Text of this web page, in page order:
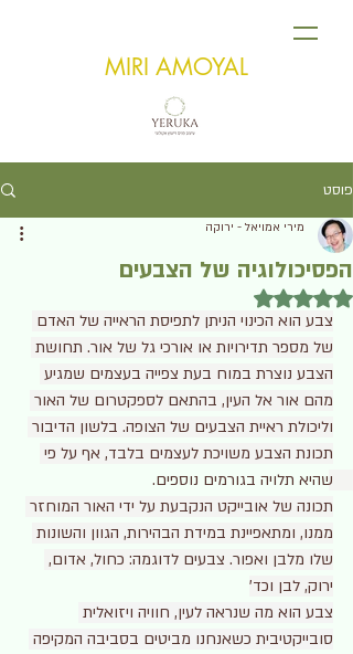
MIRI AMOYAL
פוסט
הפסיכולוגיה של הצבעים
מירי אמויאל - ירוקה
דירוג של NaN מתוך 5 כוכבים
צבע הוא הכינוי הניתן לתפיסת הראייה של האדם
של מספר תדירויות או אורכי גל של אור. תחושת
הצבע נוצרת במוח בעת צפייה בעצמים שמגיע
מהם אור אל העין, בהתאם לספקטרום של האור
וליכולת ראיית הצבעים של הצופה. בלשון הדיבור
תכונת הצבע משויכת לעצמים בלבד, אף על פי
שהיא תלויה בגורמים נוספים.
תכונה של אובייקט הנקבעת על ידי האור המוחזר
ממנו, ומתאפיינת במידת הבהירות, הגוון והשונות
שלו מלבן ואפור. צבעים לדוגמה: כחול, אדום,
ירוק, לבן וכד'
צבע הוא מה שנראה לעין, חוויה ויזואלית
סובייקטיבית כשאנחנו מביטים בסביבה המקיפה